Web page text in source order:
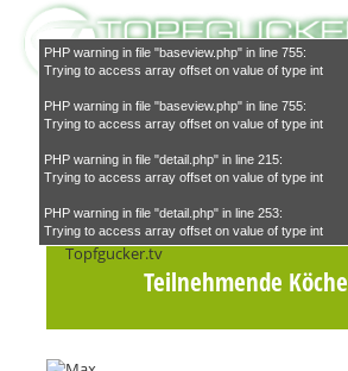
Teilnehmende Köche
PHP warning in file "baseview.php" in line 755:
Trying to access array offset on value of type int
PHP warning in file "baseview.php" in line 755:
Trying to access array offset on value of type int
PHP warning in file "detail.php" in line 215:
Trying to access array offset on value of type int
PHP warning in file "detail.php" in line 253:
Trying to access array offset on value of type int